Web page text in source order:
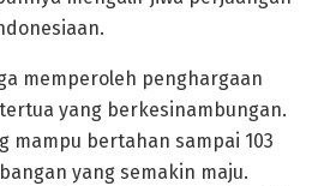
memperoleh penghargaan
yang berkesinambungan.
mampu bertahan sampai 103
yang semakin maju.